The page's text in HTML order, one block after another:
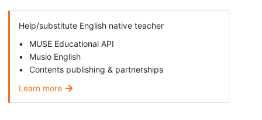
Help/substitute English native teacher
MUSE Educational API
Musio English
Contents publishing & partnerships
Learn more